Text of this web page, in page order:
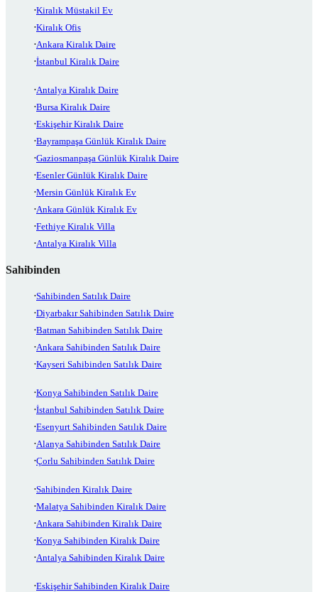
Kiralık Müstakil Ev
Kiralık Ofis
Ankara Kiralık Daire
İstanbul Kiralık Daire
Antalya Kiralık Daire
Bursa Kiralık Daire
Eskişehir Kiralık Daire
Bayrampaşa Günlük Kiralık Daire
Gaziosmanpaşa Günlük Kiralık Daire
Esenler Günlük Kiralık Daire
Mersin Günlük Kiralık Ev
Ankara Günlük Kiralık Ev
Fethiye Kiralık Villa
Antalya Kiralık Villa
Sahibinden
Sahibinden Satılık Daire
Diyarbakır Sahibinden Satılık Daire
Batman Sahibinden Satılık Daire
Ankara Sahibinden Satılık Daire
Kayseri Sahibinden Satılık Daire
Konya Sahibinden Satılık Daire
İstanbul Sahibinden Satılık Daire
Esenyurt Sahibinden Satılık Daire
Alanya Sahibinden Satılık Daire
Çorlu Sahibinden Satılık Daire
Sahibinden Kiralık Daire
Malatya Sahibinden Kiralık Daire
Ankara Sahibinden Kiralık Daire
Konya Sahibinden Kiralık Daire
Antalya Sahibinden Kiralık Daire
Eskişehir Sahibinden Kiralık Daire